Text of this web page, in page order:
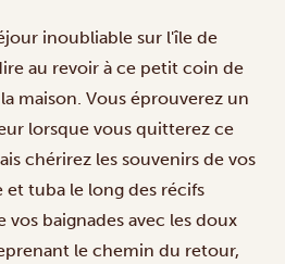
inoubliable sur l'île de
au revoir à ce petit coin de
maison. Vous éprouverez un
lorsque vous quitterez ce
chérirez les souvenirs de vos
et tuba le long des récifs
baignades avec les doux
le chemin du retour,